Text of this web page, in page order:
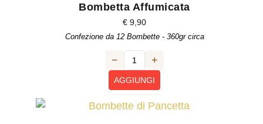
Bombetta Affumicata
€ 9,90
Confezione da 12 Bombette - 360gr circa
− +
AGGIUNGI